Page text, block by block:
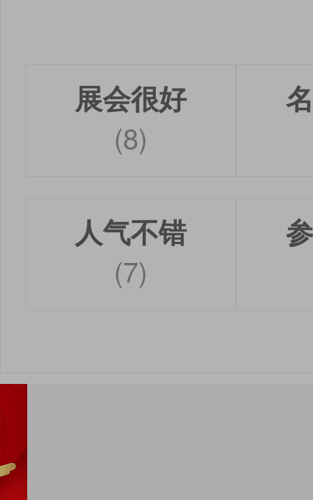
展会很好
(8)
人气不错
(7)